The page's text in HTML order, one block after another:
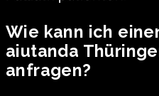
Wie kann ich
aiutanda
anfragen?